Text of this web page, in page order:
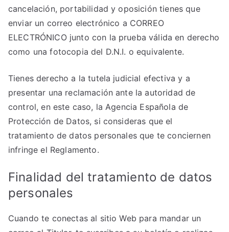
cancelación, portabilidad y oposición tienes que
enviar un correo electrónico a CORREO
ELECTRÓNICO junto con la prueba válida en derecho
como una fotocopia del D.N.I. o equivalente.
Tienes derecho a la tutela judicial efectiva y a
presentar una reclamación ante la autoridad de
control, en este caso, la Agencia Española de
Protección de Datos, si consideras que el
tratamiento de datos personales que te conciernen
infringe el Reglamento.
Finalidad del tratamiento de datos
personales
Cuando te conectas al sitio Web para mandar un